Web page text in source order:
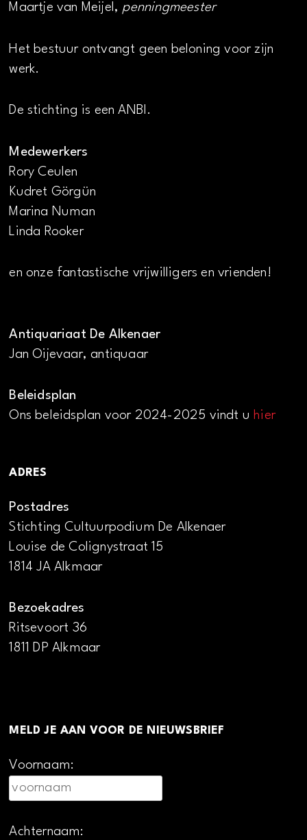
Maartje van Meijel, penningmeester
Het bestuur ontvangt geen beloning voor zijn
werk.
De stichting is een ANBI.
Medewerkers
Rory Ceulen
Kudret Görgün
Marina Numan
Linda Rooker
en onze fantastische vrijwilligers en vrienden!
Antiquariaat De Alkenaer
Jan Oijevaar, antiquaar
Beleidsplan
Ons beleidsplan voor 2024-2025 vindt uhier
ADRES
Postadres
Stichting Cultuurpodium De Alkenaer
Louise de Colignystraat 15
1814 JA Alkmaar
Bezoekadres
Ritsevoort 36
1811 DP Alkmaar
MELD JE AAN VOOR DE NIEUWSBRIEF
Voornaam:
Achternaam: